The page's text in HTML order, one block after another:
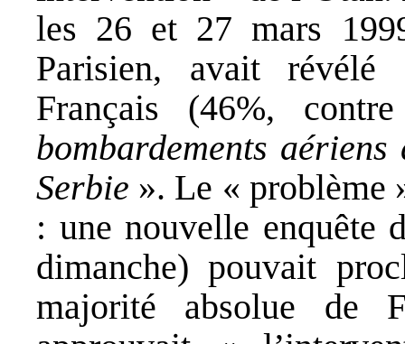
les 26 et 27 mars
Parisien, avait révélé
Français (46%,
bombardements
Serbie ». Le « problème
: une nouvelle enquête
dimanche) pouvait
majorité absolue de